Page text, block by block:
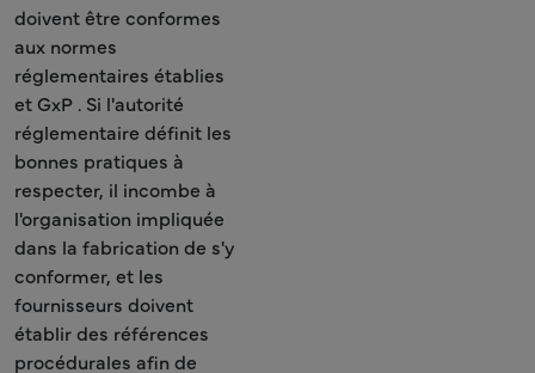
doivent être conformes
aux normes
réglementaires établies
et GxP . Si l'autorité
réglementaire définit les
bonnes pratiques à
respecter, il incombe à
l'organisation impliquée
dans la fabrication de s'y
conformer, et les
fournisseurs doivent
établir des références
procédurales afin de